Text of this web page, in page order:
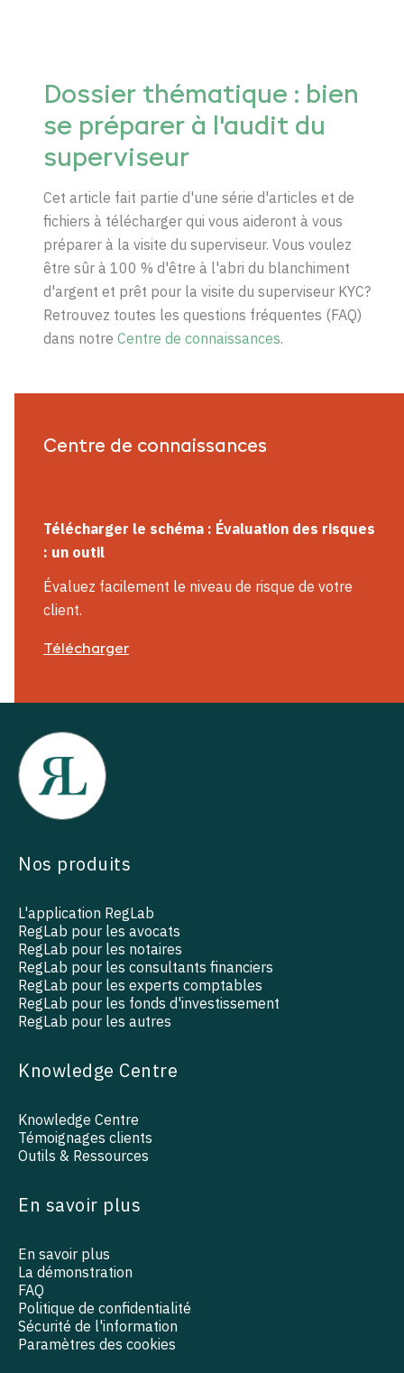
Dossier thématique : bien
se préparer à l'audit du
superviseur
Cet article fait partie d'une série d'articles et de
fichiers à télécharger qui vous aideront à vous
préparer à la visite du superviseur. Vous voulez
être sûr à 100 % d'être à l'abri du blanchiment
d'argent et prêt pour la visite du superviseur KYC?
Retrouvez toutes les questions fréquentes (FAQ)
dans notre Centre de connaissances.
Centre de connaissances
Télécharger le schéma : Évaluation des risques
: un outil
Évaluez facilement le niveau de risque de votre
client.
Télécharger
Nos produits
L'application RegLab
RegLab pour les avocats
RegLab pour les notaires
RegLab pour les consultants financiers
RegLab pour les experts comptables
RegLab pour les fonds d'investissement
RegLab pour les autres
Knowledge Centre
Knowledge Centre
Témoignages clients
Outils & Ressources
En savoir plus
En savoir plus
La démonstration
FAQ
Politique de confidentialité
Sécurité de l'information
Paramètres des cookies